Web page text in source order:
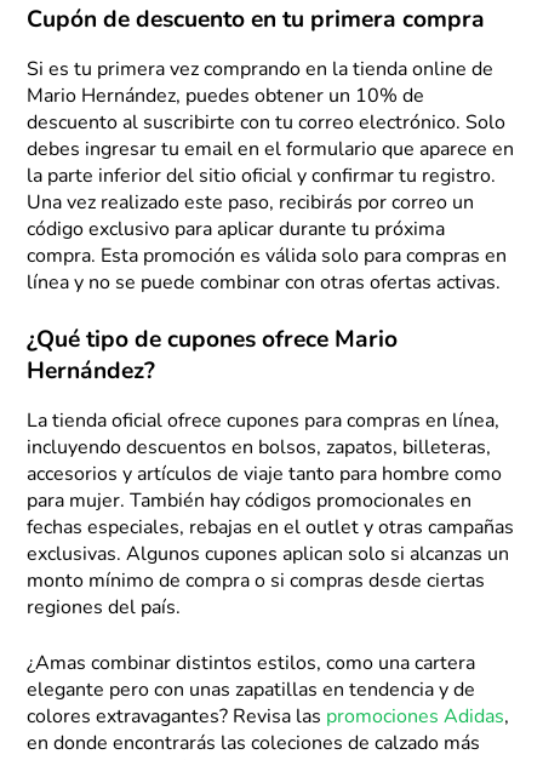
Cupón de descuento en tu primera compra
Si es tu primera vez comprando en la tienda online de
Mario Hernández, puedes obtener un 10% de
descuento al suscribirte con tu correo electrónico. Solo
debes ingresar tu email en el formulario que aparece en
la parte inferior del sitio oficial y confirmar tu registro.
Una vez realizado este paso, recibirás por correo un
código exclusivo para aplicar durante tu próxima
compra. Esta promoción es válida solo para compras en
línea y no se puede combinar con otras ofertas activas.
¿Qué tipo de cupones ofrece Mario
Hernández?
La tienda oficial ofrece cupones para compras en línea,
incluyendo descuentos en bolsos, zapatos, billeteras,
accesorios y artículos de viaje tanto para hombre como
para mujer. También hay códigos promocionales en
fechas especiales, rebajas en el outlet y otras campañas
exclusivas. Algunos cupones aplican solo si alcanzas un
monto mínimo de compra o si compras desde ciertas
regiones del país.
¿Amas combinar distintos estilos, como una cartera
elegante pero con unas zapatillas en tendencia y de
colores extravagantes? Revisa las promociones Adidas,
en donde encontrarás las coleciones de calzado más